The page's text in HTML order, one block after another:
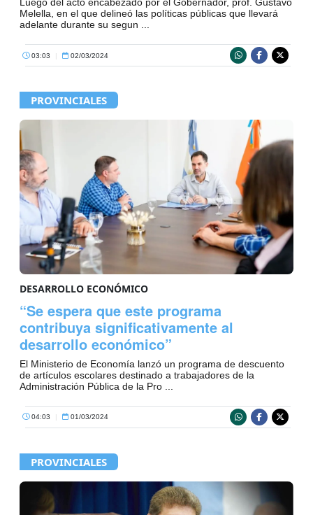
Luego del acto encabezado por el Gobernador, prof. Gustavo
Melella, en el que delineó las políticas públicas que llevará
adelante durante su segun ...
03:03 | 02/03/2024
PROVINCIALES
DESARROLLO ECONÓMICO
“Se espera que este programa
contribuya significativamente al
desarrollo económico”
El Ministerio de Economía lanzó un programa de descuento
de artículos escolares destinado a trabajadores de la
Administración Pública de la Pro ...
04:03 | 01/03/2024
PROVINCIALES